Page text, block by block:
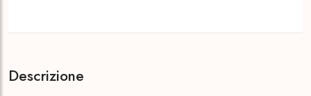
Descrizione